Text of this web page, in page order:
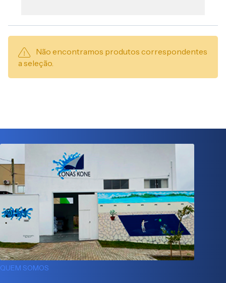
Não encontramos produtos correspondentes
a seleção.
QUEM SOMOS